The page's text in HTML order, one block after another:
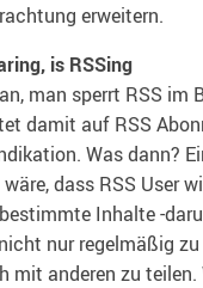
erweitern.
is RSSing
man sperrt RSS im
damit auf RSS
Was dann?
dass RSS User
Inhalte -
nur regelmäßig
mit anderen zu teilen.